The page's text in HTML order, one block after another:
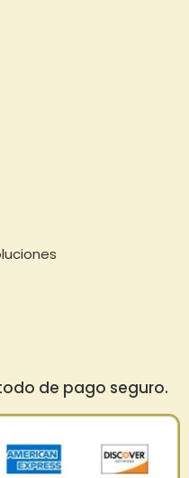
de pago seguro.